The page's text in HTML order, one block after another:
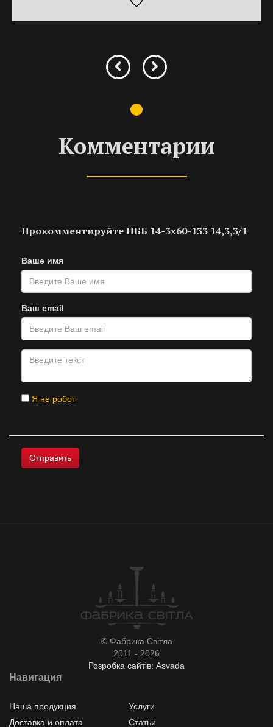
Комментарии
Прокомментируйте НББ 14-3х60-133 14,3,3/1
Ваше имя
Ваш email
Я не робот
© Фабрика Світла
2011 - 2026
Розробка сайтів: Asvada
Навигация
Наша продукция
Услуги
Доставка и оплата
Статьи